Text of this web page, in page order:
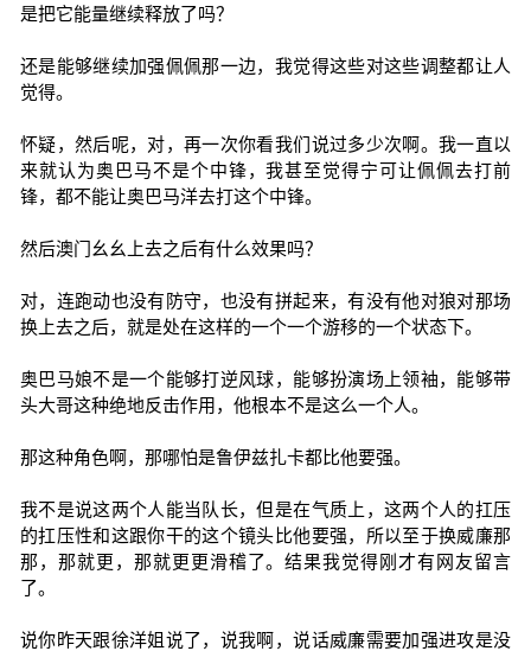
是把它能量继续释放了吗？
还是能够继续加强佩佩那一边，我觉得这些对这些调整都让人
觉得。
怀疑，然后呢，对，再一次你看我们说过多少次啊。我一直以
来就认为奥巴马不是个中锋，我甚至觉得宁可让佩佩去打前
锋，都不能让奥巴马洋去打这个中锋。
然后澳门幺幺上去之后有什么效果吗？
对，连跑动也没有防守，也没有拼起来，有没有他对狼对那场
换上去之后，就是处在这样的一个一个游移的一个状态下。
奥巴马娘不是一个能够打逆风球，能够扮演场上领袖，能够带
头大哥这种绝地反击作用，他根本不是这么一个人。
那这种角色啊，那哪怕是鲁伊兹扎卡都比他要强。
我不是说这两个人能当队长，但是在气质上，这两个人的扛压
的扛压性和这跟你干的这个镜头比他要强，所以至于换威廉那
那，那就更，那就更更滑稽了。结果我觉得刚才有网友留言
了。
说你昨天跟徐洋姐说了，说我啊，说话威廉需要加强进攻是没